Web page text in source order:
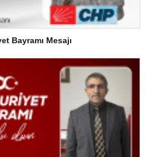
Bayramı Mesajı